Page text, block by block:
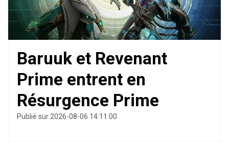
Baruuk et Revenant
Prime entrent en
Résurgence Prime
Publié sur 2026-08-06 14:11:00